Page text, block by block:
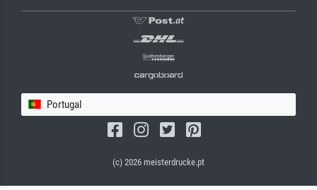
Portugal
(c) 2026 meisterdrucke.pt